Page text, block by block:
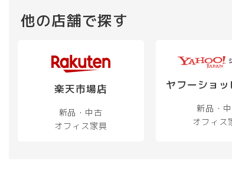
他の店舗で探す
楽天市場店
新品・中古
オフィス家具
ヤフーショ
新品・
オフィス